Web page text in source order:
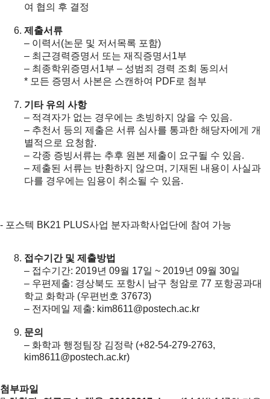
여 협의 후 결정
제출서류
– 이력서(논문 및 저서목록 포함)
– 최근경력증명서 또는 재직증명서1부
– 최종학위증명서1부 – 성범죄 경력 조회 동의서
* 모든 증명서 사본은 스캔하여 PDF로 첨부
기타 유의 사항
– 적격자가 없는 경우에는 초빙하지 않을 수 있음.
– 추천서 등의 제출은 서류 심사를 통과한 해당자에게 개
별적으로 요청함.
– 각종 증빙서류는 추후 원본 제출이 요구될 수 있음.
– 제출된 서류는 반환하지 않으며, 기재된 내용이 사실과
다를 경우에는 임용이 취소될 수 있음.
- 포스텍 BK21 PLUS사업 분자과학사업단에 참여 가능
접수기간 및 제출방법
– 접수기간: 2019년 09월 17일 ~ 2019년 09월 30일
– 우편제출: 경상북도 포항시 남구 청암로 77 포항공과대
학교 화학과 (우편번호 37673)
– 전자메일 제출: kim8611@postech.ac.kr
문의
– 화학과 행정팀장 김정락 (+82-54-279-2763,
kim8611@postech.ac.kr)
첨부파일